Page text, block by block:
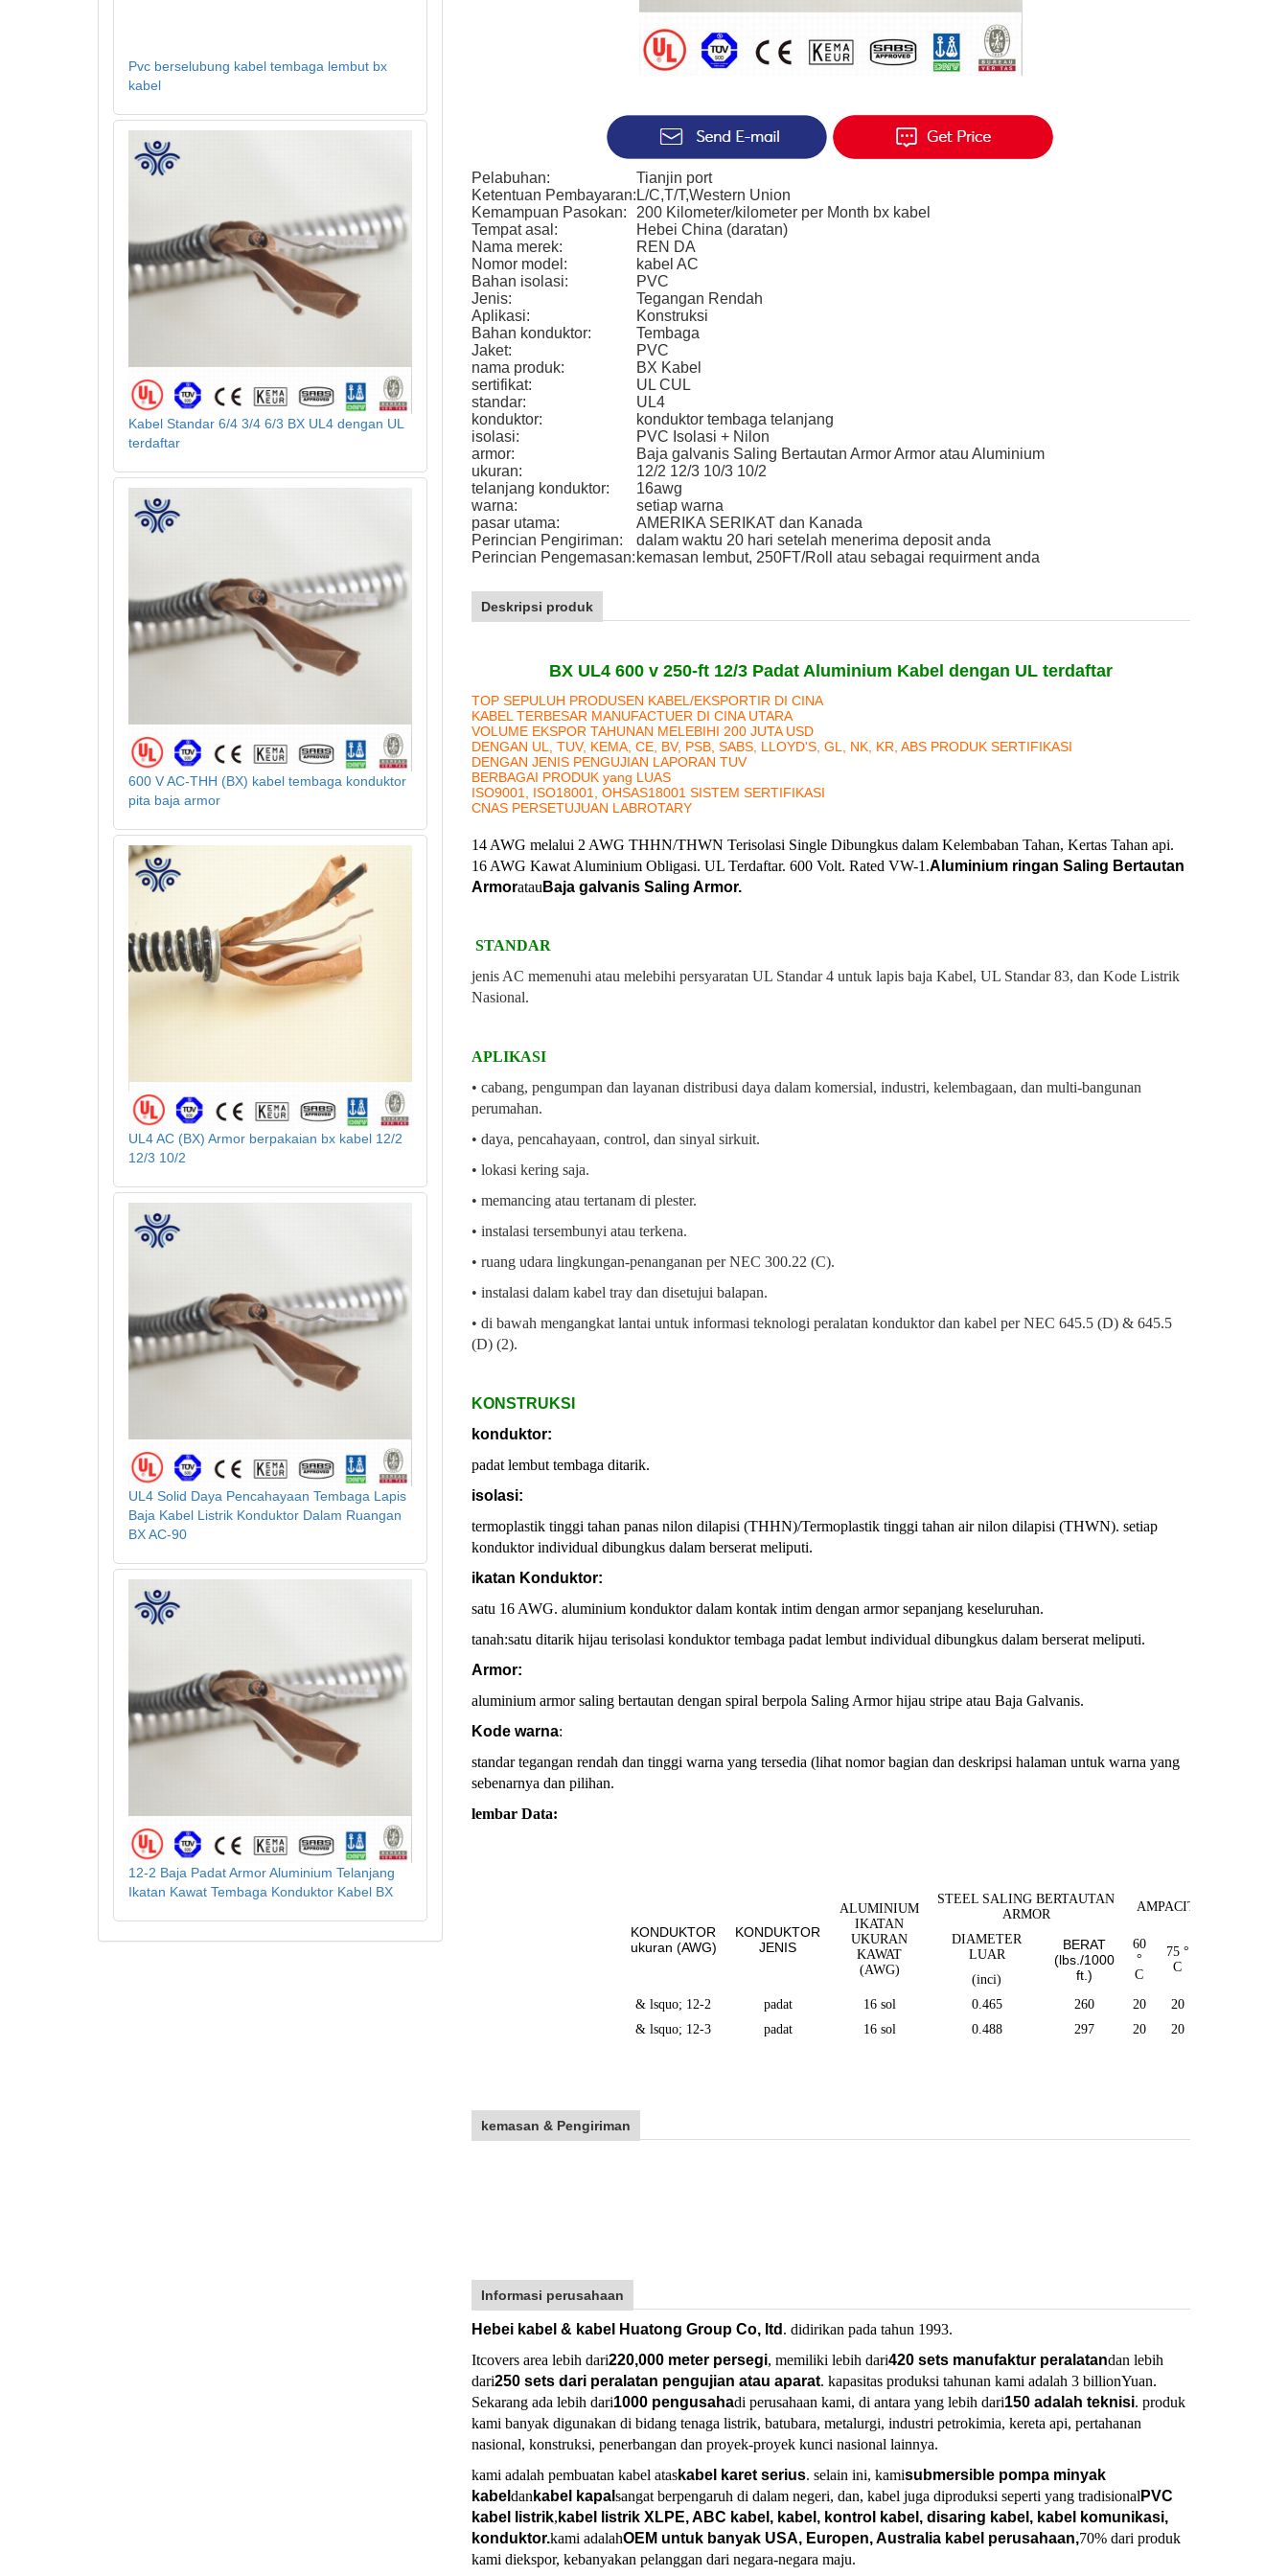
Pelabuhan:
Tianjin port
Ketentuan Pembayaran: L/C,T/T,Western Union
Kemampuan Pasokan:
200 Kilometer/kilometer per Month bx kabel
Tempat asal:
Hebei China (daratan)
Nama merek:
REN DA
Nomor model:
kabel AC
Bahan isolasi:
PVC
Jenis:
Tegangan Rendah
Aplikasi:
Konstruksi
Bahan konduktor:
Tembaga
Jaket:
PVC
nama produk:
BX Kabel
sertifikat:
UL CUL
standar:
UL4
konduktor:
konduktor tembaga telanjang
isolasi:
PVC Isolasi + Nilon
armor:
Baja galvanis Saling Bertautan Armor Armor atau Aluminium
ukuran:
12/2 12/3 10/3 10/2
telanjang konduktor:
16awg
warna:
setiap warna
pasar utama:
AMERIKA SERIKAT dan Kanada
Perincian Pengiriman:
dalam waktu 20 hari setelah menerima deposit anda
Perincian Pengemasan: kemasan lembut, 250FT/Roll atau sebagai requirment anda
Deskripsi produk
BX UL4 600 v 250-ft 12/3 Padat Aluminium Kabel dengan UL terdaftar
TOP SEPULUH PRODUSEN KABEL/EKSPORTIR DI CINA
KABEL TERBESAR MANUFACTUER DI CINA UTARA
VOLUME EKSPOR TAHUNAN MELEBIHI 200 JUTA USD
DENGAN UL, TUV, KEMA, CE, BV, PSB, SABS, LLOYD'S, GL, NK, KR, ABS PRODUK SERTIFIKASI
DENGAN JENIS PENGUJIAN LAPORAN TUV
BERBAGAI PRODUK yang LUAS
ISO9001, ISO18001, OHSAS18001 SISTEM SERTIFIKASI
CNAS PERSETUJUAN LABROTARY
14 AWG melalui 2 AWG THHN/THWN Terisolasi Single Dibungkus dalam Kelembaban Tahan, Kertas Tahan api.
16 AWG Kawat Aluminium Obligasi. UL Terdaftar. 600 Volt. Rated VW-1.Aluminium ringan Saling Bertautan
Armoratau Baja galvanis Saling Armor.
STANDAR
jenis AC memenuhi atau melebihi persyaratan UL Standar 4 untuk lapis baja Kabel, UL Standar 83, dan Kode Listrik
Nasional.
APLIKASI
• cabang, pengumpan dan layanan distribusi daya dalam komersial, industri, kelembagaan, dan multi-bangunan
perumahan.
• daya, pencahayaan, control, dan sinyal sirkuit.
• lokasi kering saja.
• memancing atau tertanam di plester.
• instalasi tersembunyi atau terkena.
• ruang udara lingkungan-penanganan per NEC 300.22 (C).
• instalasi dalam kabel tray dan disetujui balapan.
• di bawah mengangkat lantai untuk informasi teknologi peralatan konduktor dan kabel per NEC 645.5 (D) & 645.5
(D) (2).
KONSTRUKSI
konduktor:
padat lembut tembaga ditarik.
isolasi:
termoplastik tinggi tahan panas nilon dilapisi (THHN)/Termoplastik tinggi tahan air nilon dilapisi (THWN). setiap
konduktor individual dibungkus dalam berserat meliputi.
ikatan Konduktor:
satu 16 AWG. aluminium konduktor dalam kontak intim dengan armor sepanjang keseluruhan.
tanah:satu ditarik hijau terisolasi konduktor tembaga padat lembut individual dibungkus dalam berserat meliputi.
Armor:
aluminium armor saling bertautan dengan spiral berpola Saling Armor hijau stripe atau Baja Galvanis.
Kode warna:
standar tegangan rendah dan tinggi warna yang tersedia (lihat nomor bagian dan deskripsi halaman untuk warna yang
sebenarnya dan pilihan.
lembar Data:
KONDUKTOR
ukuran (AWG)
KONDUKTOR
JENIS
ALUMINIUM
IKATAN
UKURAN
KAWAT
(AWG)
STEEL SALING BERTAUTAN
ARMOR
AMPACITIES
DIAMETER
LUAR
(inci)
BERAT
(lbs./1000
ft.)
60
°
C
75 °
C
& lsquo; 12-2 padat 16 sol 0.465 260 20 20
& lsquo; 12-3
padat 16 sol 0.488 297 20 20
kemasan & Pengiriman
Informasi perusahaan
Hebei kabel & kabel Huatong Group Co, ltd . didirikan pada tahun 1993.
Itcovers area lebih dari220,000 meter persegi, memiliki lebih dari420 sets manufaktur peralatandan lebih
dari250 sets dari peralatan pengujian atau aparat. kapasitas produksi tahunan kami adalah 3 billionYuan.
Sekarang ada lebih dari1000 pengusahadi perusahaan kami, di antara yang lebih dari150 adalah teknisi. produk
kami banyak digunakan di bidang tenaga listrik, batubara, metalurgi, industri petrokimia, kereta api, pertahanan
nasional, konstruksi, penerbangan dan proyek-proyek kunci nasional lainnya.
kami adalah pembuatan kabel ataskabel karet serius. selain ini, kamisubmersible pompa minyak
kabel dan kabel kapal sangat berpengaruh di dalam negeri, dan, kabel juga diproduksi seperti yang tradisional PVC
kabel listrik, kabel listrik XLPE, ABC kabel, kabel, kontrol kabel, disaring kabel, kabel komunikasi,
konduktor.kami adalahOEM untuk banyak USA, Europen, Australia kabel perusahaan,70% dari produk
kami diekspor, kebanyakan pelanggan dari negara-negara maju.
Pvc berselubung kabel tembaga lembut bx
kabel
Kabel Standar 6/4 3/4 6/3 BX UL4 dengan UL
terdaftar
600 V AC-THH (BX) kabel tembaga konduktor
pita baja armor
UL4 AC (BX) Armor berpakaian bx kabel 12/2
12/3 10/2
UL4 Solid Daya Pencahayaan Tembaga Lapis
Baja Kabel Listrik Konduktor Dalam Ruangan
BX AC-90
12-2 Baja Padat Armor Aluminium Telanjang
Ikatan Kawat Tembaga Konduktor Kabel BX